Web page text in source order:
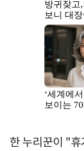
한 누리꾼이 "